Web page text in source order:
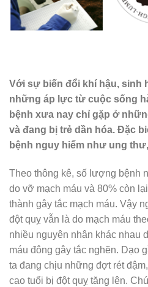
Với sự biến đổi khí hậu, sinh
những áp lực từ cuộc sống
bệnh xưa nay chỉ gặp ở
và đang bị trẻ dần hóa. Đặc
bệnh nguy hiểm như ung
Theo thông kê, số lượng bệnh
do vỡ mạch máu và 80% còn
thành gây tắc mạch máu. Vậy
đột quỵ vẫn là do mạch máu
nhiều nguyên nhân khác nhau
máu đông gây tắc nghẽn. Dạo
ta đang chịu những đợt rét
cao tuổi bị đột quỵ tăng lên.